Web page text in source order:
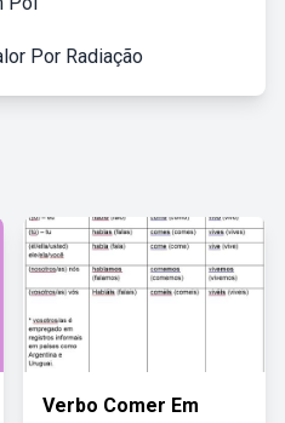
Por Radiação
Verbo Comer Em